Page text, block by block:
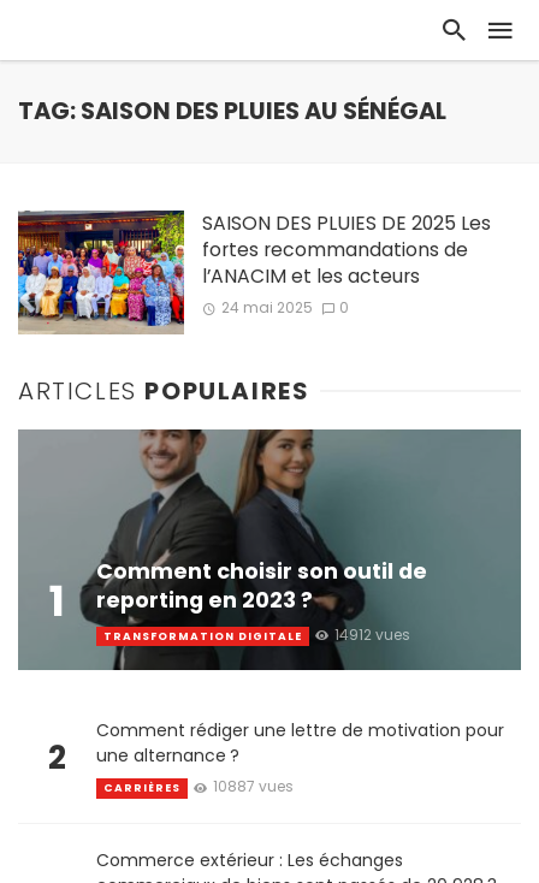
TAG: SAISON DES PLUIES AU SÉNÉGAL
SAISON DES PLUIES DE 2025 Les
fortes recommandations de
l’ANACIM et les acteurs
24 mai 2025 0
ARTICLES POPULAIRES
1
Comment choisir son outil de
reporting en 2023 ?
TRANSFORMATION DIGITALE 14912 vues
2
Comment rédiger une lettre de motivation pour
une alternance ?
CARRIÈRES 10887 vues
Commerce extérieur : Les échanges